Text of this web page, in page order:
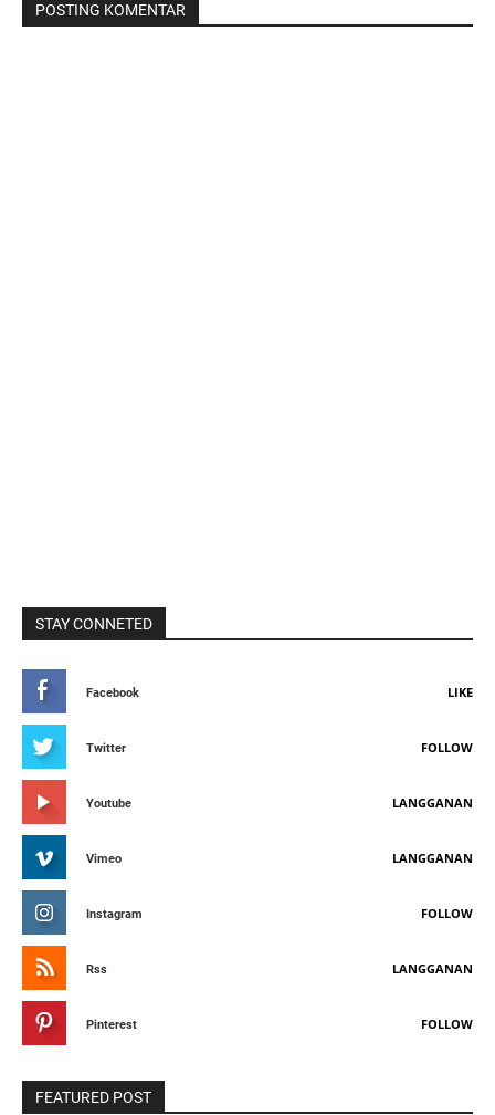
POSTING KOMENTAR
STAY CONNETED
Facebook LIKE
Twitter FOLLOW
Youtube LANGGANAN
Vimeo LANGGANAN
Instagram FOLLOW
Rss LANGGANAN
Pinterest FOLLOW
FEATURED POST